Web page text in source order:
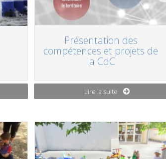
Présentation des
compétences et projets de
la CdC
Lire la suite